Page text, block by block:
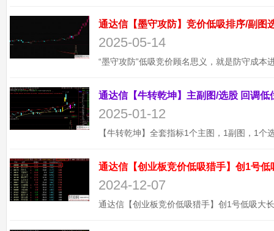
2025-05-14
2025-01-12
通达信【创业板竞价低吸猎手】创1号
2024-12-07